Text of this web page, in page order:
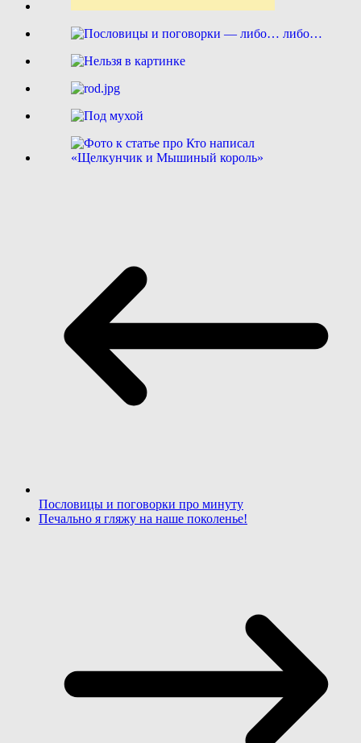
Пословицы и поговорки про минуту
Печально я гляжу на наше поколенье!